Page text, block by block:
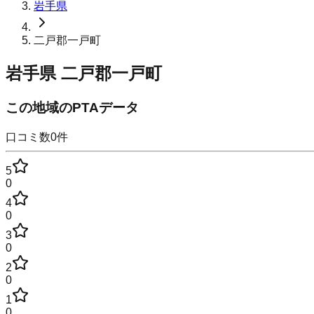
岩手県
二戸郡一戸町
岩手県 二戸郡一戸町
この地域のPTAデータ
口コミ数0件
5
0
4
0
3
0
2
0
1